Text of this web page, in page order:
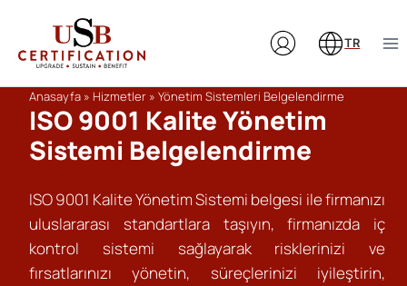
content
TR
Anasayfa » Hizmetler » Yönetim Sistemleri Belgelendirme
ISO 9001 Kalite Yönetim
Sistemi Belgelendirme
ISO 9001 Kalite Yönetim Sistemi belgesi ile firmanızı
uluslararası standartlara taşıyın, firmanızda iç
kontrol sistemi sağlayarak risklerinizi ve
fırsatlarınızı yönetin, süreçlerinizi iyileştirin,